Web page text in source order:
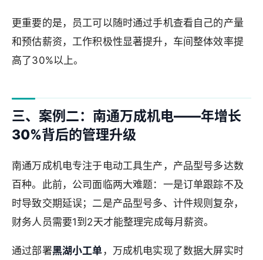
更重要的是，员工可以随时通过手机查看自己的产量
和预估薪资，工作积极性显著提升，车间整体效率提
高了30%以上。
三、案例二：南通万成机电——年增长
30%背后的管理升级
南通万成机电专注于电动工具生产，产品型号多达数
百种。此前，公司面临两大难题：一是订单跟踪不及
时导致交期延误；二是产品型号多、计件规则复杂，
财务人员需要1到2天才能整理完成每月薪资。
通过部署黑湖小工单 ，万成机电实现了数据大屏实时